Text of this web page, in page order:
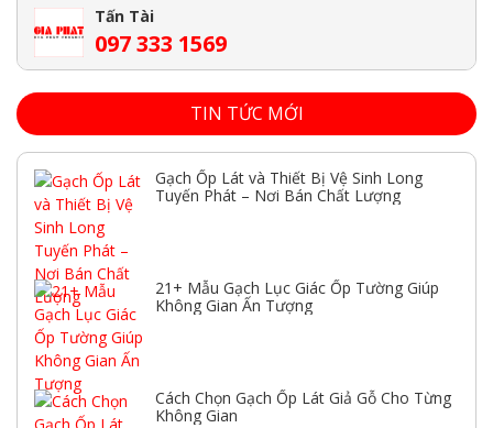
Tấn Tài
097 333 1569
TIN TỨC MỚI
Gạch Ốp Lát và Thiết Bị Vệ Sinh Long
Tuyến Phát – Nơi Bán Chất Lượng
21+ Mẫu Gạch Lục Giác Ốp Tường Giúp
Không Gian Ấn Tượng
Cách Chọn Gạch Ốp Lát Giả Gỗ Cho Từng
Không Gian